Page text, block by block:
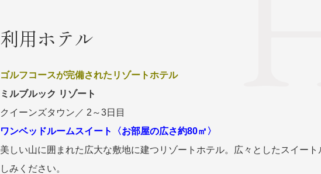
利用ホテル
ゴルフコースが完備されたリゾートホテル
ミルブルック リゾート
クイーンズタウン／ 2～3日目
ワンベッドルームスイート〈お部屋の広さ約80㎡〉
美しい山に囲まれた広大な敷地に建つリゾートホテル。広々としたスイー
しみください。